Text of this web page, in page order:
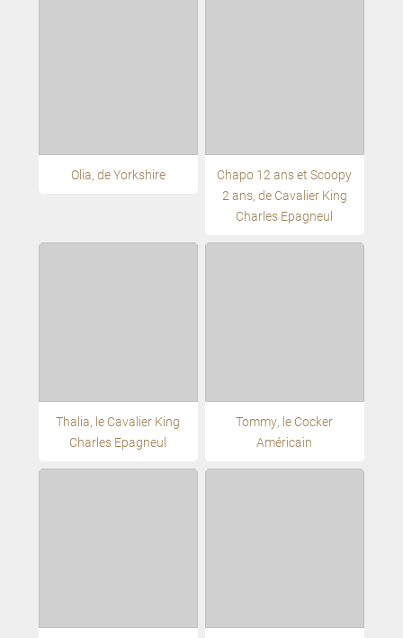
Olia, de Yorkshire
Chapo 12 ans et Scoopy
2 ans, de Cavalier King
Charles Epagneul
Thalia, le Cavalier King
Charles Epagneul
Tommy, le Cocker
Américain